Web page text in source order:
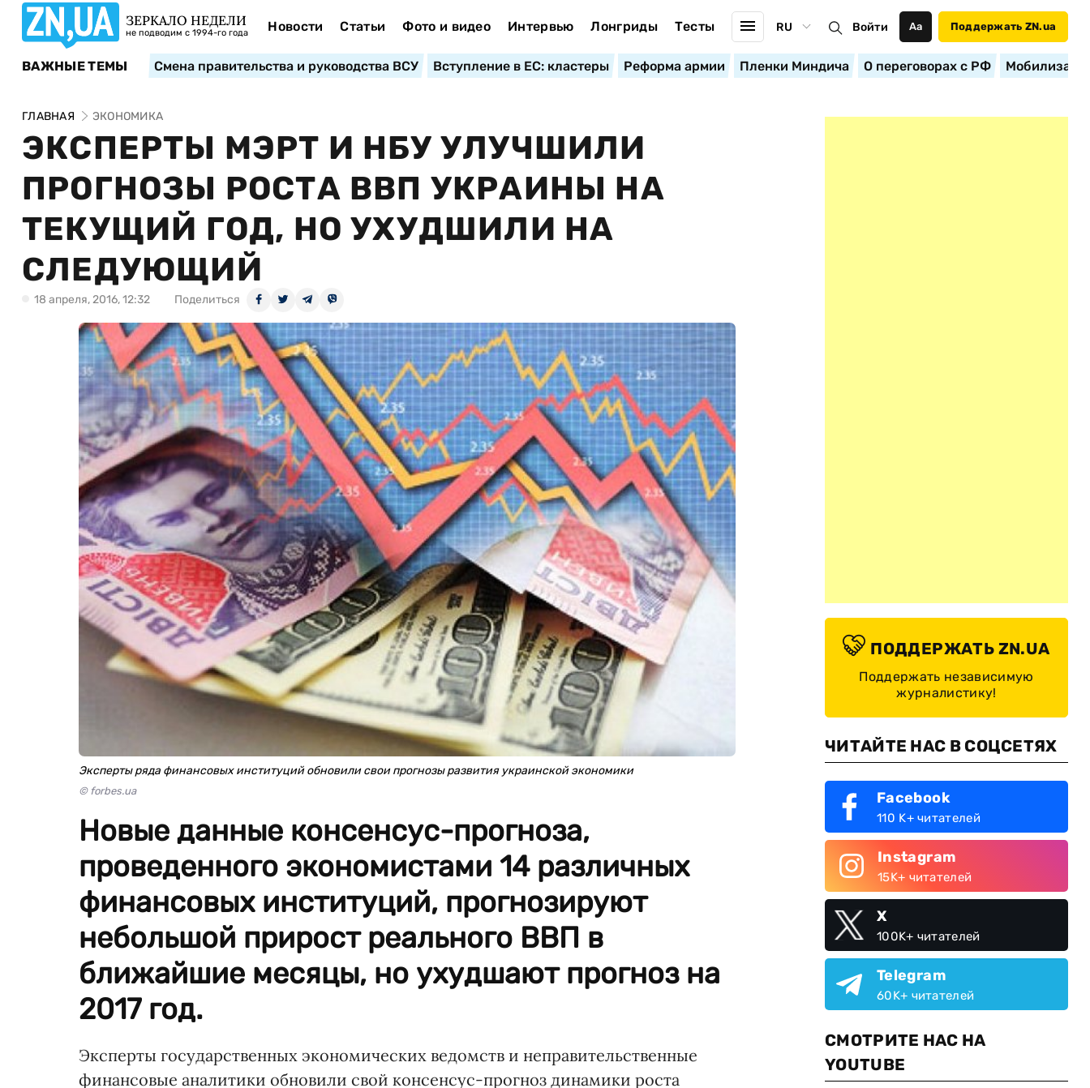
ЗЕРКАЛО НЕДЕЛИ
не подводим с 1994-го года Новости Статьи Фото и видео Интервью Лонгриды Тесты RU Войти Аа Поддержать ZN.ua
ВАЖНЫЕ ТЕМЫ Смена правительства и руководства ВСУ Вступление в ЕС: кластеры Реформа армии Пленки Миндича О переговорах с РФ
ГЛАВНАЯ ЭКОНОМИКА
ЭКСПЕРТЫ МЭРТ И НБУ УЛУЧШИЛИ
ПРОГНОЗЫ РОСТА ВВП УКРАИНЫ НА
ТЕКУЩИЙ ГОД, НО УХУДШИЛИ НА
СЛЕДУЮЩИЙ
18 апреля, 2016, 12:32 Поделиться
Эксперты ряда финансовых институций обновили свои прогнозы развития украинской экономики
© forbes.ua
Новые данные консенсус-прогноза,
проведенного экономистами 14 различных
финансовых институций, прогнозируют
небольшой прирост реального ВВП в
ближайшие месяцы, но ухудшают прогноз на
2017 год.
Эксперты государственных экономических ведомств и неправительственные
финансовые аналитики обновили свой консенсус-прогноз динамики роста
ПОДДЕРЖАТЬ ZN.UA
Поддержать независимую
журналистику!
ЧИТАЙТЕ НАС В СОЦСЕТЯХ
Facebook
110 K+ читателей
Instagram
15K+ читателей
X
100K+ читателей
Telegram
60K+ читателей
СМОТРИТЕ НАС НА
YOUTUBE